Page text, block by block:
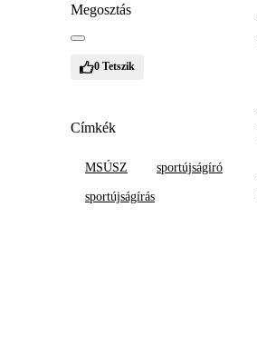
Megosztás
0 Tetszik
Címkék
MSÚSZ sportújságíró
sportújságírás